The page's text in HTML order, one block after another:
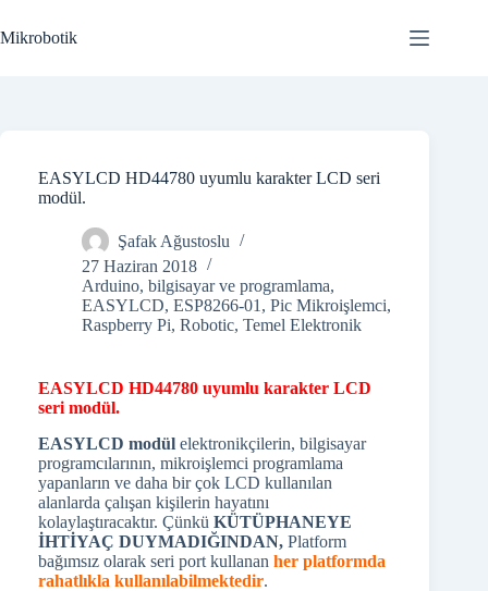
to
content
Mikrobotik
EASYLCD HD44780 uyumlu karakter LCD seri
modül.
Şafak Ağustoslu
27 Haziran 2018
Arduino, bilgisayar ve programlama,
EASYLCD, ESP8266-01 , Pic Mikroişlemci,
Raspberry Pi, Robotic, Temel Elektronik
EASYLCD HD44780 uyumlu karakter LCD
seri modül.
EASYLCD modül elektronikçilerin, bilgisayar
programcılarının, mikroişlemci programlama
yapanların ve daha bir çok LCD kullanılan
alanlarda çalışan kişilerin hayatını
kolaylaştıracaktır. Çünkü KÜTÜPHANEYE
İHTİYAÇ DUYMADIĞINDAN, Platform
bağımsız olarak seri port kullanan her platformda
rahatlıkla kullanılabilmektedir.